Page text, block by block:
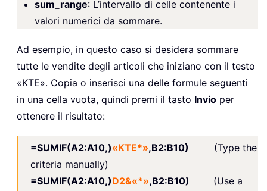
sum_range: L’intervallo di celle contenente i
valori numerici da sommare.
Ad esempio, in questo caso si desidera sommare
tutte le vendite degli articoli che iniziano con il testo
«KTE». Copia o inserisci una delle formule seguenti
in una cella vuota, quindi premi il tasto Invio per
ottenere il risultato:
=SUMIF(A2:A10,)«KTE*»,B2:B10)
(Type the
criteria manually)
=SUMIF(A2:A10,)D2&«*»,B2:B10) (Use a